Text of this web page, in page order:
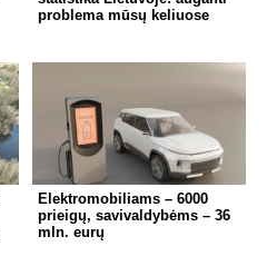
problema mūsų keliuose
Elektromobiliams – 6000
prieigų, savivaldybėms – 36
mln. eurų